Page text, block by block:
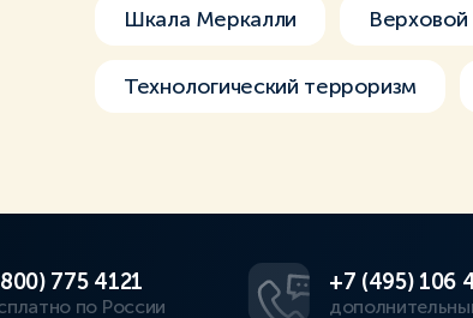
Шкала Меркалли
Технологический терроризм
775 4121
по России
+7 (495) 106